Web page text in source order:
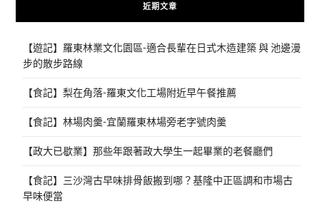
近期文章
【遊記】羅東林業文化園區-適合長輩在日式木造建築 與 池邊漫
步的散步路線
【食記】梨在角落-羅東文化工場附近早午餐推薦
【食記】林場肉羹-宜蘭羅東林場旁老字號肉羹
【政大已歇業】那些年跟著政大學生一起畢業的老餐廳們
【食記】三沙灣古早味排骨飯搬到哪？基隆中正區調和市場古
早味便當